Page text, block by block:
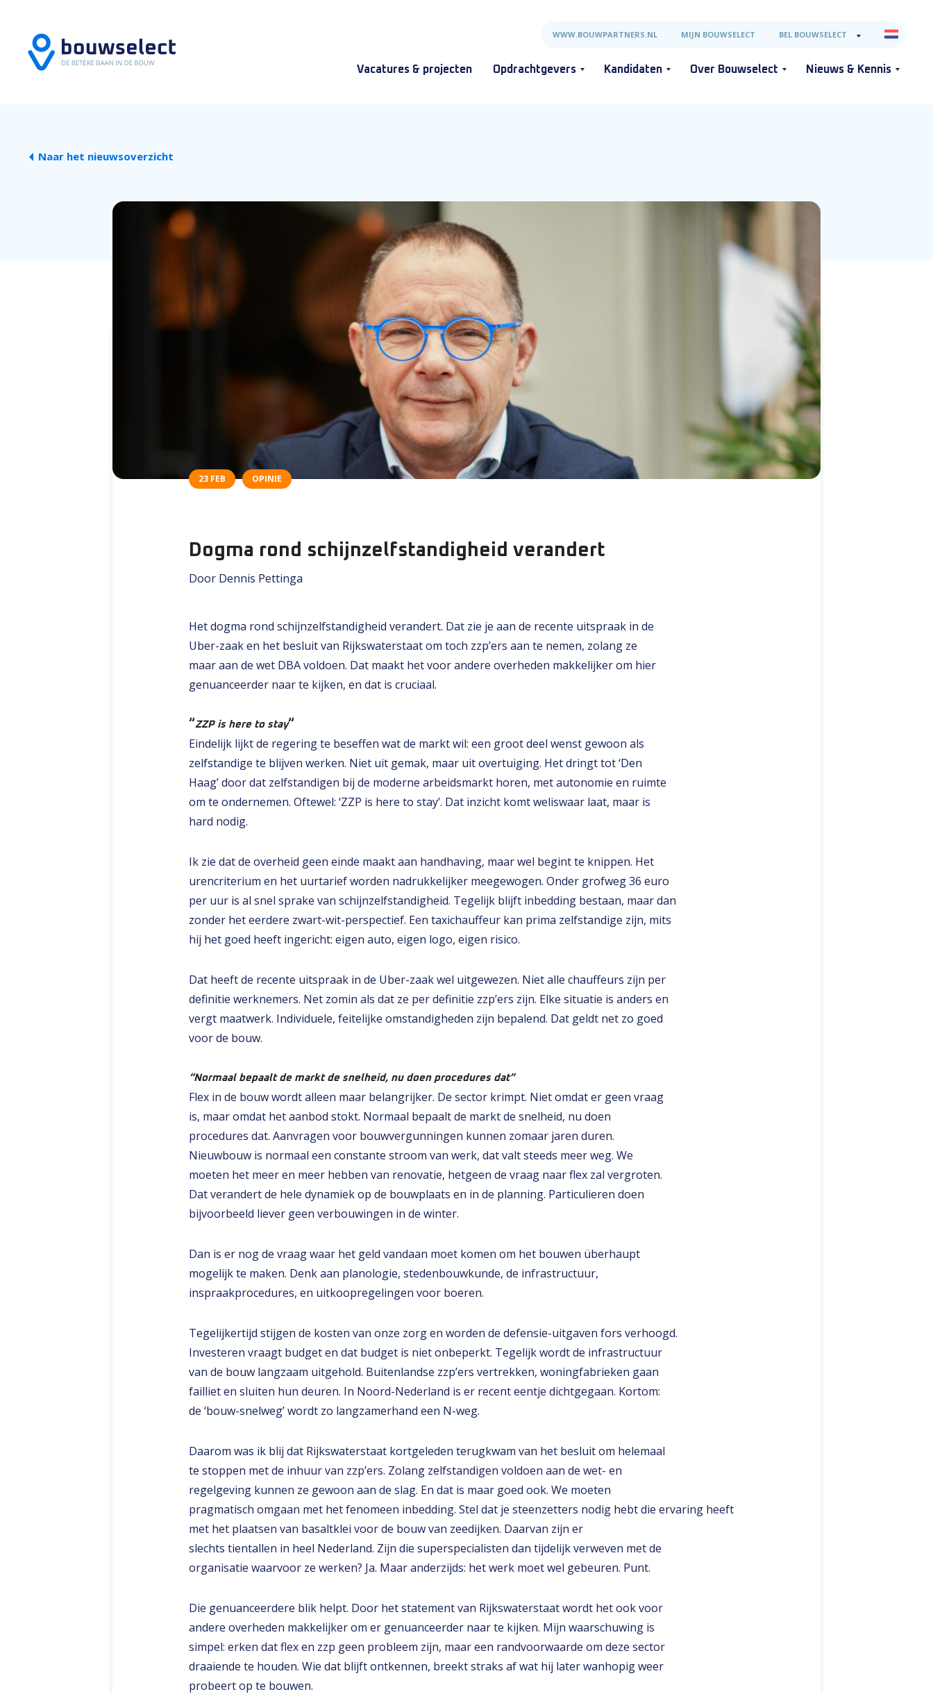
WWW.BOUWPARTNERS.NL MIJN BOUWSELECT BEL BOUWSELECT
Vacatures & projecten Opdrachtgevers Kandidaten Over Bouwselect Nieuws & Kennis
Naar het nieuwsoverzicht
23 FEB OPINIE
Dogma rond schijnzelfstandigheid verandert
Door Dennis Pettinga
Het dogma rond schijnzelfstandigheid verandert. Dat zie je aan de recente uitspraak in de
Uber-zaak en het besluit van Rijkswaterstaat om toch zzp’ers aan te nemen, zolang ze
maar aan de wet DBA voldoen. Dat maakt het voor andere overheden makkelijker om hier
genuanceerder naar te kijken, en dat is cruciaal.
“ZZP is here to stay“
Eindelijk lijkt de regering te beseffen wat de markt wil: een groot deel wenst gewoon als
zelfstandige te blijven werken. Niet uit gemak, maar uit overtuiging. Het dringt tot ‘Den
Haag’ door dat zelfstandigen bij de moderne arbeidsmarkt horen, met autonomie en ruimte
om te ondernemen. Oftewel: ‘ZZP is here to stay’. Dat inzicht komt weliswaar laat, maar is
hard nodig.
Ik zie dat de overheid geen einde maakt aan handhaving, maar wel begint te knippen. Het
urencriterium en het uurtarief worden nadrukkelijker meegewogen. Onder grofweg 36 euro
per uur is al snel sprake van schijnzelfstandigheid. Tegelijk blijft inbedding bestaan, maar dan
zonder het eerdere zwart-wit-perspectief. Een taxichauffeur kan prima zelfstandige zijn, mits
hij het goed heeft ingericht: eigen auto, eigen logo, eigen risico.
Dat heeft de recente uitspraak in de Uber-zaak wel uitgewezen. Niet alle chauffeurs zijn per
definitie werknemers. Net zomin als dat ze per definitie zzp’ers zijn. Elke situatie is anders en
vergt maatwerk. Individuele, feitelijke omstandigheden zijn bepalend. Dat geldt net zo goed
voor de bouw.
“Normaal bepaalt de markt de snelheid, nu doen procedures dat”
Flex in de bouw wordt alleen maar belangrijker. De sector krimpt. Niet omdat er geen vraag
is, maar omdat het aanbod stokt. Normaal bepaalt de markt de snelheid, nu doen
procedures dat. Aanvragen voor bouwvergunningen kunnen zomaar jaren duren.
Nieuwbouw is normaal een constante stroom van werk, dat valt steeds meer weg. We
moeten het meer en meer hebben van renovatie, hetgeen de vraag naar flex zal vergroten.
Dat verandert de hele dynamiek op de bouwplaats en in de planning. Particulieren doen
bijvoorbeeld liever geen verbouwingen in de winter.
Dan is er nog de vraag waar het geld vandaan moet komen om het bouwen überhaupt
mogelijk te maken. Denk aan planologie, stedenbouwkunde, de infrastructuur,
inspraakprocedures, en uitkoopregelingen voor boeren.
Tegelijkertijd stijgen de kosten van onze zorg en worden de defensie-uitgaven fors verhoogd.
Investeren vraagt budget en dat budget is niet onbeperkt. Tegelijk wordt de infrastructuur
van de bouw langzaam uitgehold. Buitenlandse zzp’ers vertrekken, woningfabrieken gaan
failliet en sluiten hun deuren. In Noord-Nederland is er recent eentje dichtgegaan. Kortom:
de ‘bouw-snelweg’ wordt zo langzamerhand een N-weg.
Daarom was ik blij dat Rijkswaterstaat kortgeleden terugkwam van het besluit om helemaal
te stoppen met de inhuur van zzp’ers. Zolang zelfstandigen voldoen aan de wet- en
regelgeving kunnen ze gewoon aan de slag. En dat is maar goed ook. We moeten
pragmatisch omgaan met het fenomeen inbedding. Stel dat je steenzetters nodig hebt die ervaring heeft
met het plaatsen van basaltklei voor de bouw van zeedijken. Daarvan zijn er
slechts tientallen in heel Nederland. Zijn die superspecialisten dan tijdelijk verweven met de
organisatie waarvoor ze werken? Ja. Maar anderzijds: het werk moet wel gebeuren. Punt.
Die genuanceerdere blik helpt. Door het statement van Rijkswaterstaat wordt het ook voor
andere overheden makkelijker om er genuanceerder naar te kijken. Mijn waarschuwing is
simpel: erken dat flex en zzp geen probleem zijn, maar een randvoorwaarde om deze sector
draaiende te houden. Wie dat blijft ontkennen, breekt straks af wat hij later wanhopig weer
probeert op te bouwen.